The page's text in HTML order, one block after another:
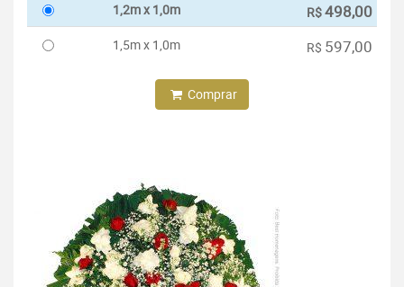
1,2m x 1,0m R$498,00
1,5m x 1,0m R$ 597,00
Comprar